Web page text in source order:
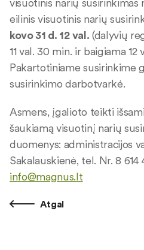
eilinis visuotinis narių
kovo 31 d. 12 val. (dalyvių
11 val. 30 min. ir baigiama 12
Pakartotiniame susirinkime
susirinkimo darbotvarkė.
Asmens, įgalioto teikti
šaukiamą visuotinį narių
duomenys: administracijos
Sakalauskienė, tel. Nr. 8 614
info@magnus.lt
Atgal